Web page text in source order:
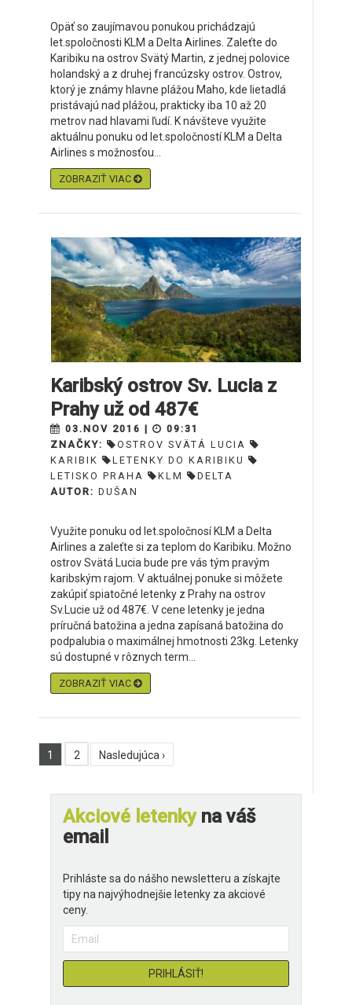
Opäť so zaujímavou ponukou prichádzajú
let.spoločnosti KLM a Delta Airlines. Zaleťte do
Karibiku na ostrov Svätý Martin, z jednej polovice
holandský a z druhej francúzsky ostrov. Ostrov,
ktorý je známy hlavne plážou Maho, kde lietadlá
pristávajú nad plážou, prakticky iba 10 až 20
metrov nad hlavami ľudí. K návšteve využite
aktuálnu ponuku od let.spoločností KLM a Delta
Airlines s možnosťou...
ZOBRAZIŤ VIAC
Karibský ostrov Sv. Lucia z
Prahy už od 487€
03.NOV 2016 |
09:31
ZNAČKY:
OSTROV SVÄTÁ LUCIA
KARIBIK
LETENKY DO KARIBIKU
LETISKO PRAHA
KLM
DELTA
AUTOR: DUŠAN
Využite ponuku od let.spoločnosí KLM a Delta
Airlines a zaleťte si za teplom do Karibiku. Možno
ostrov Svätá Lucia bude pre vás tým pravým
karibským rajom. V aktuálnej ponuke si môžete
zakúpiť spiatočné letenky z Prahy na ostrov
Sv.Lucie už od 487€. V cene letenky je jedna
príručná batožina a jedna zapísaná batožina do
podpalubia o maximálnej hmotnosti 23kg. Letenky
sú dostupné v rôznych term...
ZOBRAZIŤ VIAC
1 2 Nasledujúca ›
Akciové letenkyna váš
email
Prihláste sa do nášho newsletteru a získajte
tipy na najvýhodnejšie letenky za akciové
ceny.